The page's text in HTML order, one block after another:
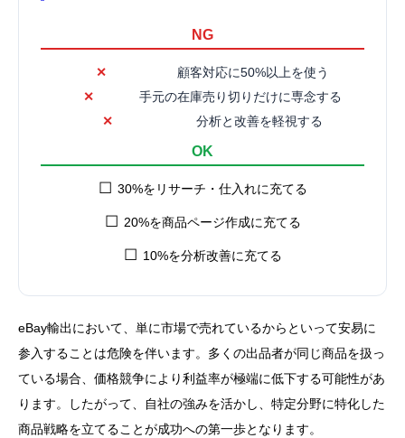
NG
✕
顧客対応に50%以上を使う
✕
手元の在庫売り切りだけに専念する
✕
分析と改善を軽視する
OK
☐ 30%をリサーチ・仕入れに充てる
☐ 20%を商品ページ作成に充てる
☐ 10%を分析改善に充てる
eBay輸出において、単に市場で売れているからといって安易に
参入することは危険を伴います。多くの出品者が同じ商品を扱っ
ている場合、価格競争により利益率が極端に低下する可能性があ
ります。したがって、自社の強みを活かし、特定分野に特化した
商品戦略を立てることが成功への第一歩となります。